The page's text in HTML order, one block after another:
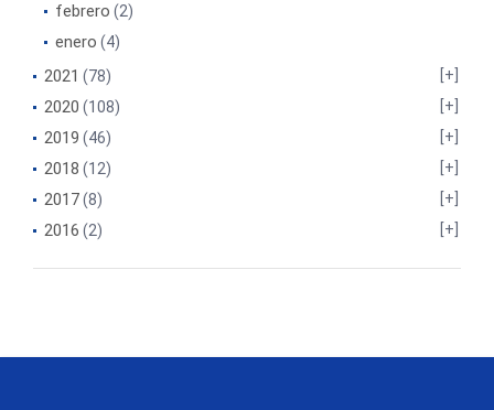
febrero (2)
enero (4)
2021 (78)
2020 (108)
2019 (46)
2018 (12)
2017(8)
2016 (2)